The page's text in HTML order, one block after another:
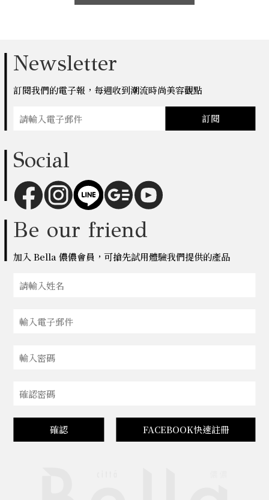
Newsletter
訂閱我們的電子報，每週收到潮流時尚美容觀點
訂閱
Social
Be our friend
加入 Bella 儂儂會員，可搶先試用體驗我們提供的產品
確認 FACEBOOK快速註冊